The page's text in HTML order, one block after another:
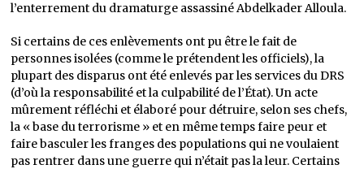
l’enterrement du dramaturge assassiné Abdelkader Alloula.
Si certains de ces enlèvements ont pu être le fait de
personnes isolées (comme le prétendent les officiels), la
plupart des disparus ont été enlevés par les services du DRS
(d’où la responsabilité et la culpabilité de l’État). Un acte
mûrement réfléchi et élaboré pour détruire, selon ses chefs,
la « base du terrorisme » et en même temps faire peur et
faire basculer les franges des populations qui ne voulaient
pas rentrer dans une guerre qui n’était pas la leur. Certains